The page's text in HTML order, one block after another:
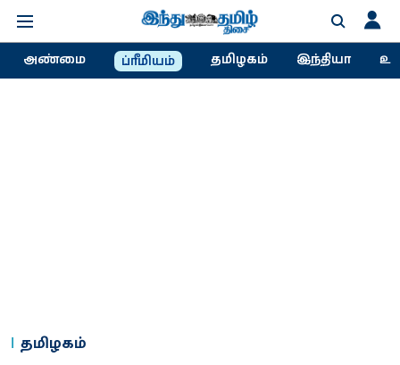
அண்மை ப்ரீமியம் தமிழகம் இந்தியா
தமிழகம்